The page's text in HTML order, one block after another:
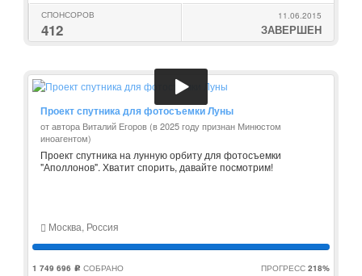
СПОНСОРОВ
412
11.06.2015
ЗАВЕРШЕН
Проект спутника для фотосъемки Луны
от автора Виталий Егоров (в 2025 году признан Минюстом
иноагентом)
Проект спутника на лунную орбиту для фотосъемки
"Аполлонов". Хватит спорить, давайте посмотрим!
Москва, Россия
1 749 696 c СОБРАНО ПРОГРЕСС 218%